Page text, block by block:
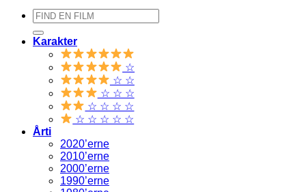
Søg
efter:
Karakter
☆
☆ ☆
☆ ☆ ☆
☆ ☆ ☆ ☆
☆ ☆ ☆ ☆ ☆
Årti
2020’erne
2010’erne
2000’erne
1990’erne